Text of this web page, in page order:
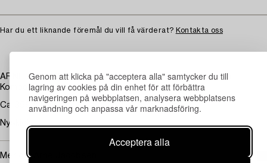
Genom att klicka på "acceptera alla" samtycker du till
lagring av cookies på din enhet för att förbättra
navigeringen på webbplatsen, analysera webbplatsens
användning och anpassa vår marknadsföring.
Acceptera alla
Har du ett liknande föremål du vill få värderat? Kontakta oss
ARNE JACOBSEN, textilvåd, "Kejsarkrona", AB Nordiska
Kompaniet.
Ca 356 x 130 cm.
Nyskick.
Mer om Arne Jacobsen